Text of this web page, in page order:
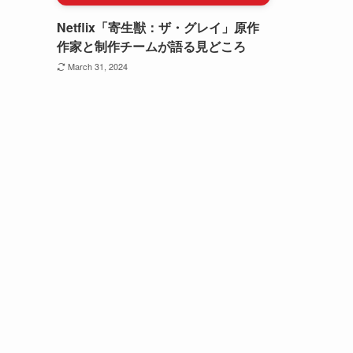
Netflix「寄生獣：ザ・グレイ」原作
作家と制作チームが語る見どころ
March 31, 2024